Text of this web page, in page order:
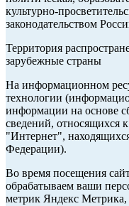
культурно-
законодательством
Территория
зарубежные страны
На информационном
технологии
информации на основе
сведений, относящихся
"Интернет",
Федерации).
Во время посещения
обрабатываем ваши
метрик Яндекс Метрика,